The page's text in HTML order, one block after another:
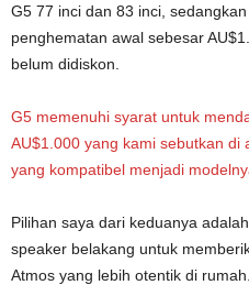
G5 77 inci dan 83 inci,
penghematan awal sebesar
belum didiskon.
G5 memenuhi syarat untuk
AU$1.000 yang kami sebutkan di
yang kompatibel menjadi
Pilihan saya dari keduanya
speaker belakang untuk
Atmos yang lebih otentik di